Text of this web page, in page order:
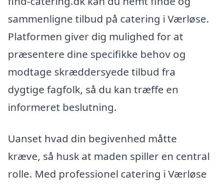
sammenligne tilbud på catering i Værløse.
Platformen giver dig mulighed for at
præsentere dine specifikke behov og
modtage skræddersyede tilbud fra
dygtige fagfolk, så du kan træffe en
informeret beslutning.
Uanset hvad din begivenhed måtte
kræve, så husk at maden spiller en central
rolle. Med professionel catering i Værløse